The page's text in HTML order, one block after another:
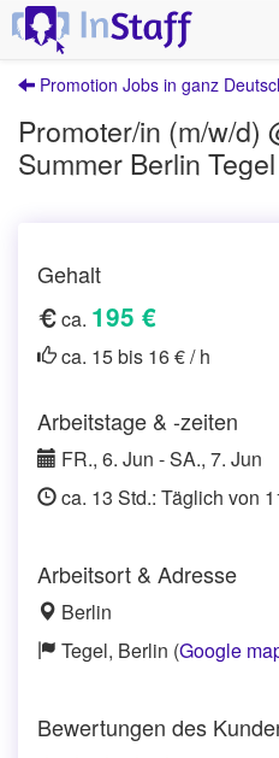
Promotion Jobs in ganz
Promoter/in (m/w/d)
Summer Berlin Tegel
Gehalt
ca. 195 €
ca. 15 bis 16 € / h
Arbeitstage & -zeiten
FR., 6. Jun - SA., 7. Jun
ca. 13 Std.: Täglich von
Arbeitsort & Adresse
Berlin
Tegel, Berlin (Google
Bewertungen des